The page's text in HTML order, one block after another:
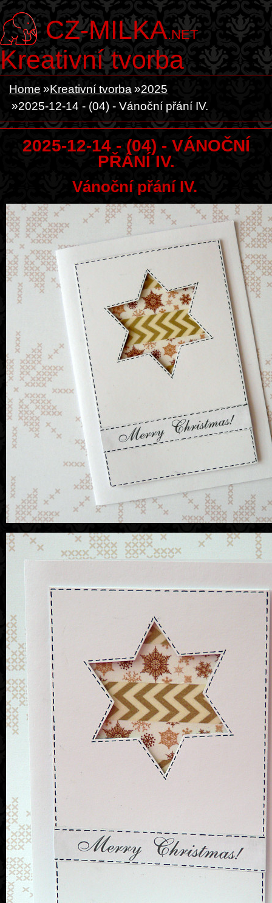
CZ-MILKA.NET
Kreativní tvorba
Home Kreativní tvorba
2025
2025-12-14 - (04) - Vánoční přání IV.
2025-12-14 - (04) - VÁNOČNÍ
PŘÁNÍ IV.
Vánoční přání IV.